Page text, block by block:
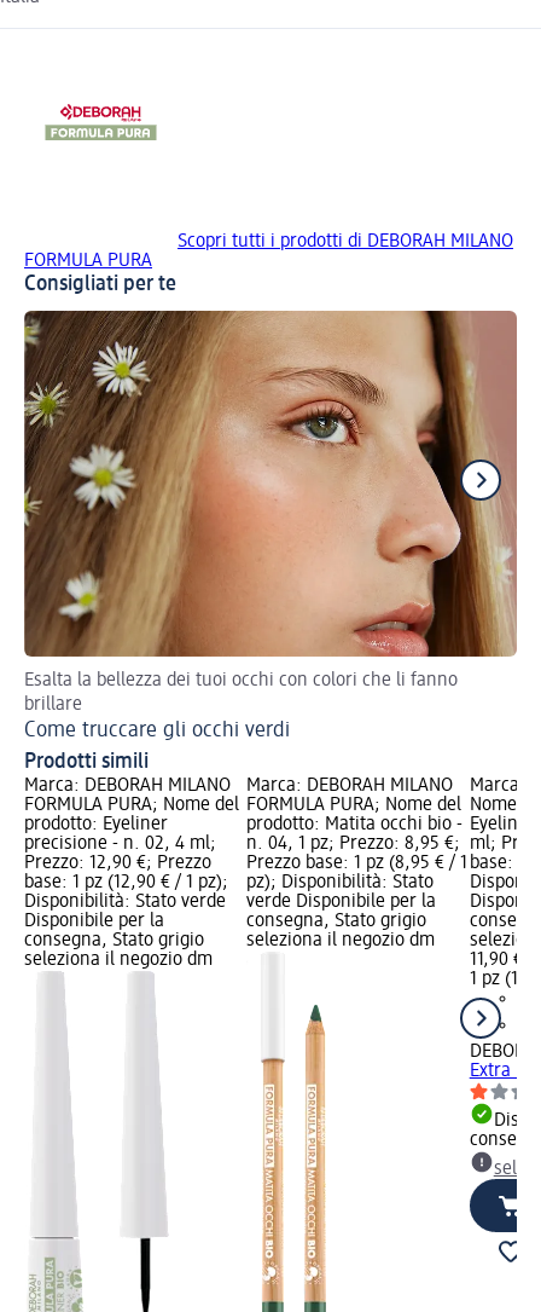
Scopri tutti i prodotti di DEBORAH MILANO
FORMULA PURA
Consigliati per te
Esalta la bellezza dei tuoi occhi con colori che li fanno
brillare
Come truccare gli occhi verdi
Prodotti simili
Marca: DEBORAH MILANO
FORMULA PURA; Nome del
prodotto: Eyeliner
precisione - n. 02, 4 ml;
Prezzo: 12,90 €; Prezzo
base: 1 pz (12,90 € / 1 pz);
Disponibilità: Stato verde
Disponibile per la
consegna, Stato grigio
seleziona il negozio dm
Marca: DEBORAH MILANO
FORMULA PURA; Nome del
prodotto: Matita occhi bio -
n. 04, 1 pz; Prezzo: 8,95 €;
Prezzo base: 1 pz (8,95 € / 1
pz); Disponibilità: Stato
verde Disponibile per la
consegna, Stato grigio
seleziona il negozio dm
Marca:
Nome
Eyeliner
ml;
base: 1
11,90 €
1 pz
Extra